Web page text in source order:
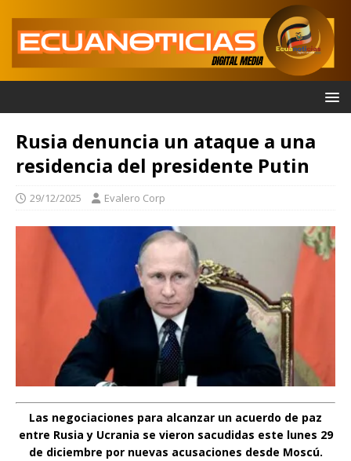
Rusia denuncia un ataque a una
residencia del presidente Putin
29/12/2025 Evalero Corp
Las negociaciones para alcanzar un acuerdo de paz
entre Rusia y Ucrania se vieron sacudidas este lunes 29
de diciembre por nuevas acusaciones desde Moscú.